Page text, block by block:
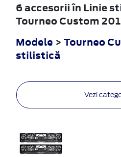
6 accesorii în Linie
Tourneo Custom
Modele > Tourneo
stilistică
Vezi